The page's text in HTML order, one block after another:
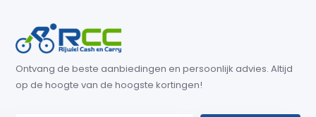
Ontvang de beste aanbiedingen en persoonlijk advies. Altijd
op de hoogte van de hoogste kortingen!